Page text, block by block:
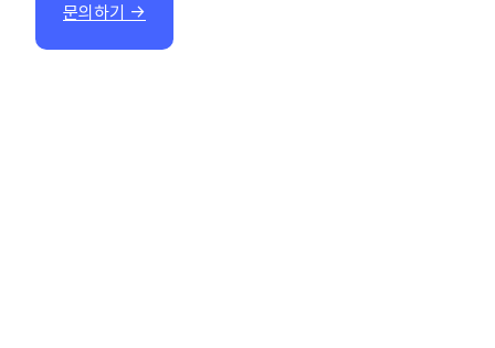
문의하기 →